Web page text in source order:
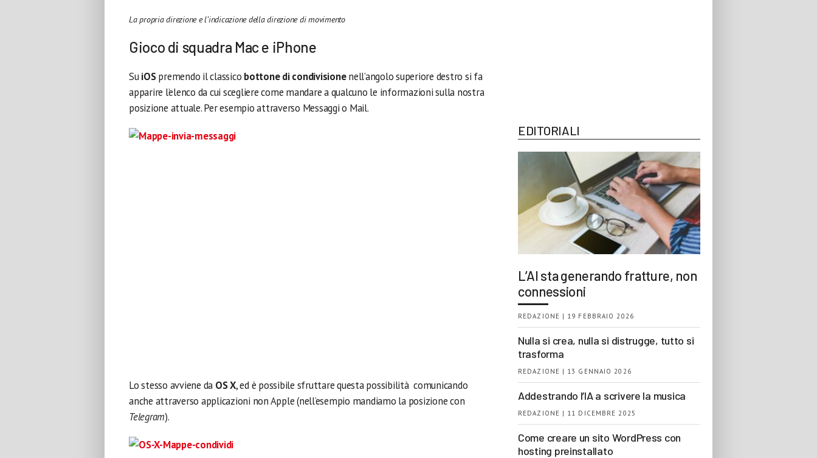
La propria direzione e l’indicazione della direzione di movimento
Gioco di squadra Mac e iPhone
SuiOSpremendo il classico bottone di condivisionenell’angolo superiore destro si fa
apparire l’elenco da cui scegliere come mandare a qualcuno le informazioni sulla nostra
posizione attuale. Per esempio attraverso Messaggi o Mail.
Lo stesso avviene da OS X, ed è possibile sfruttare questa possibilità comunicando
anche attraverso applicazioni non Apple (nell’esempio mandiamo la posizione con
Telegram).
EDITORIALI
L’AI sta generando fratture, non
connessioni
REDAZIONE | 19 FEBBRAIO 2026
Nulla si crea, nulla si distrugge, tutto si
trasforma
REDAZIONE | 13 GENNAIO 2026
Addestrando l’IA a scrivere la musica
REDAZIONE | 11 DICEMBRE 2025
Come creare un sito WordPress con
hosting preinstallato